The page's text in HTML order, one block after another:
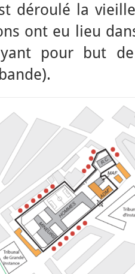
déroulé la
ont eu lieu
pour but